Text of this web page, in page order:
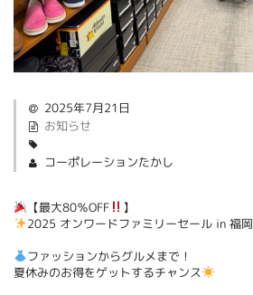
2025年7月21日
お知らせ
コーポレーションたかし
【最大80％OFF
】
2025 オンワードファミリーセール in 福岡
ファッションからグルメまで！
夏休みのお得をゲットするチャンス